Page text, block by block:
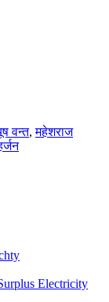
वन्त,महेशराज